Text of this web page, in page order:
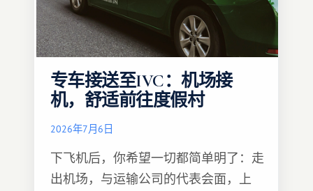
专车接送至IVC：机场接
机，舒适前往度假村
2026年7月6日
下飞机后，你希望一切都简单明了：走
出机场，与运输公司的代表会面，上